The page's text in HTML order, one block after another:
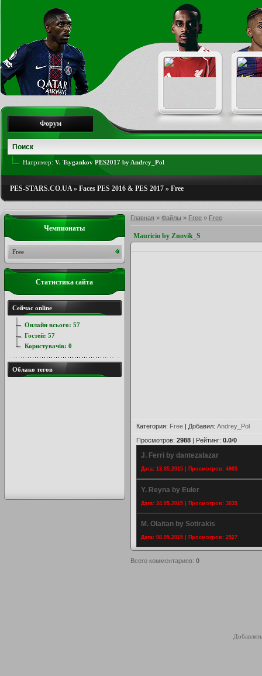
Форум
Например: V. Tsygankov PES2017 by Andrey_Pol
PES-STARS.CO.UA» Faces PES 2016 & PES 2017 » Free
Главная » Файлы » Free » Free
Mauricio by Znovik_S
Категория: Free | Добавил: Andrey_Pol
Просмотров: 2988 | Рейтинг: 0.0/0
J. Ferri by dantezalazar
Дата: 13.05.2015 | Просмотров: 4905
Y. Reyna by Euler
Дата: 24.05.2015 | Просмотров: 3039
M. Olaitan by Sotirakis
Дата: 08.05.2015 | Просмотров: 2927
Всего комментариев: 0
Чемпионаты
Free
Статистика сайта
Сейчас online
Онлайн всього: 57
Гостей: 57
Користувачів: 0
Облако тегов